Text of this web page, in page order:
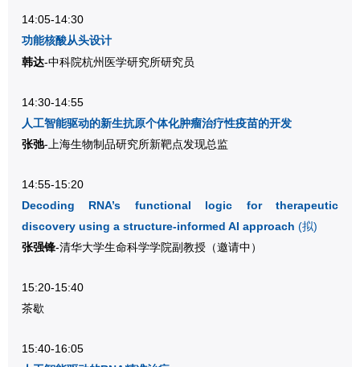
14:05-14:30
功能核酸从头设计
韩达-中科院杭州医学研究所研究员
14:30-14:55
人工智能驱动的新生抗原个体化肿瘤治疗性疫苗的开发
张弛-上海生物制品研究所新靶点发现总监
14:55-15:20
Decoding RNA’s functional logic for therapeutic
discovery using a structure-informed AI approach (拟)
张强锋-清华大学生命科学学院副教授 （邀请中）
15:20-15:40
茶歇
15:40-16:05